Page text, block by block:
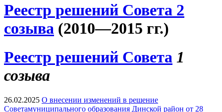
Реестр решений Совета 2
созыва (2010—2015 гг.)
Реестр решений Совета 1
созыва
26.02.2025 О внесении изменений в решение
Советамуниципального образования Динской район от 28